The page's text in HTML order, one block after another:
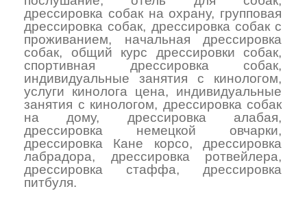
дрессировка собак на охрану, групповая
дрессировка собак, дрессировка собак с
проживанием, начальная дрессировка
собак, общий курс дрессировки собак,
спортивная дрессировка собак,
индивидуальные занятия с кинологом,
услуги кинолога цена, индивидуальные
занятия с кинологом, дрессировка собак
на дому, дрессировка алабая,
дрессировка немецкой овчарки,
дрессировка Кане корсо,дрессировка
лабрадора, дрессировка ротвейлера,
дрессировка стаффа,дрессировка
питбуля.